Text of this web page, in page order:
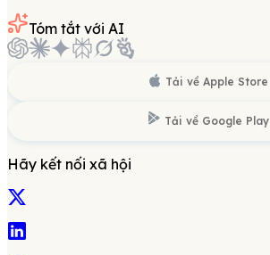
Tóm tắt với AI
Tải về Apple Store
Tải về Google Play
Hãy kết nối xã hội